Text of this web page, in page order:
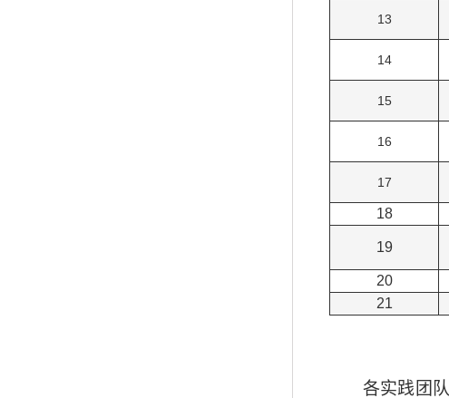
13
14
15
16
17
18
19
20
21
各实践团